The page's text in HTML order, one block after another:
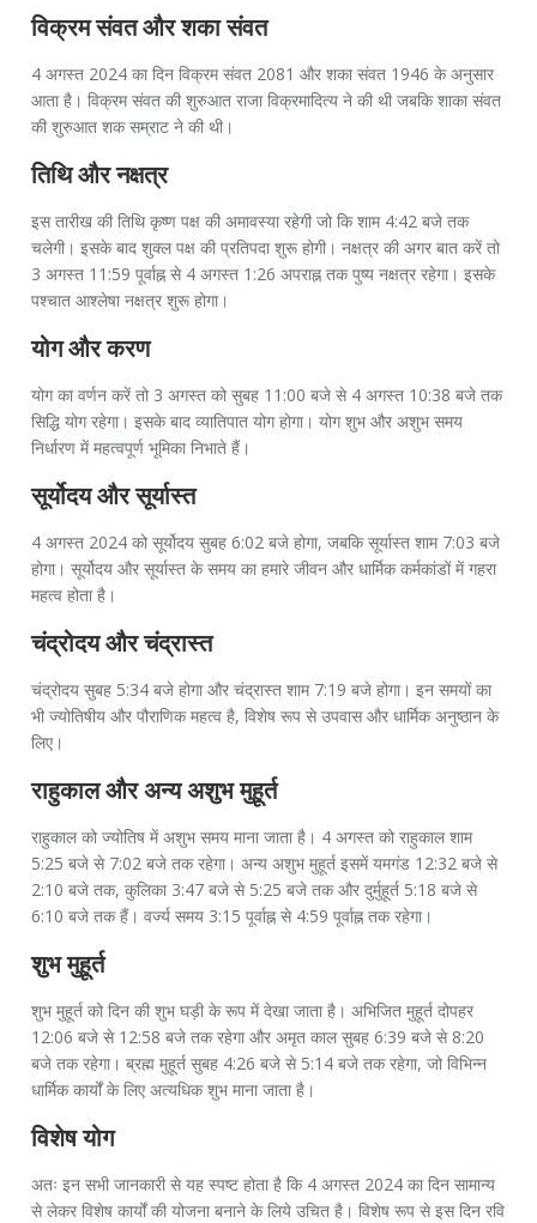
विक्रम संवत और शका संवत
4 अगस्त 2024 का दिन विक्रम संवत 2081 और शका संवत 1946 के अनुसार
आता है। विक्रम संवत की शुरुआत राजा विक्रमादित्य ने की थी जबकि शाका संवत
की शुरुआत शक सम्राट ने की थी।
तिथि और नक्षत्र
इस तारीख की तिथि कृष्ण पक्ष की अमावस्या रहेगी जो कि शाम 4:42 बजे तक
चलेगी। इसके बाद शुक्ल पक्ष की प्रतिपदा शुरू होगी। नक्षत्र की अगर बात करें तो
3 अगस्त 11:59 पूर्वाह्न से 4 अगस्त 1:26 अपराह्न तक पुष्य नक्षत्र रहेगा। इसके
पश्चात आश्लेषा नक्षत्र शुरू होगा।
योग और करण
योग का वर्णन करें तो 3 अगस्त को सुबह 11:00 बजे से 4 अगस्त 10:38 बजे तक
सिद्धि योग रहेगा। इसके बाद व्यातिपात योग होगा। योग शुभ और अशुभ समय
निर्धारण में महत्वपूर्ण भूमिका निभाते हैं।
सूर्योदय और सूर्यास्त
4 अगस्त 2024 को सूर्योदय सुबह 6:02 बजे होगा, जबकि सूर्यास्त शाम 7:03 बजे
होगा। सूर्योदय और सूर्यास्त के समय का हमारे जीवन और धार्मिक कर्मकांडों में गहरा
महत्व होता है।
चंद्रोदय और चंद्रास्त
चंद्रोदय सुबह 5:34 बजे होगा और चंद्रास्त शाम 7:19 बजे होगा। इन समयों का
भी ज्योतिषीय और पौराणिक महत्व है, विशेष रूप से उपवास और धार्मिक अनुष्ठान के
लिए।
राहुकाल और अन्य अशुभ मुहूर्त
राहुकाल को ज्योतिष में अशुभ समय माना जाता है। 4 अगस्त को राहुकाल शाम
5:25 बजे से 7:02 बजे तक रहेगा। अन्य अशुभ मुहूर्त इसमें यमगंड 12:32 बजे से
2:10 बजे तक, कुलिका 3:47 बजे से 5:25 बजे तक और दुर्मुहूर्त 5:18 बजे से
6:10 बजे तक हैं। वर्ज्य समय 3:15 पूर्वाह्न से 4:59 पूर्वाह्न तक रहेगा।
शुभ मुहूर्त
शुभ मुहूर्त को दिन की शुभ घड़ी के रूप में देखा जाता है। अभिजित मुहूर्त दोपहर
12:06 बजे से 12:58 बजे तक रहेगा और अमृत काल सुबह 6:39 बजे से 8:20
बजे तक रहेगा। ब्रह्म मुहूर्त सुबह 4:26 बजे से 5:14 बजे तक रहेगा, जो विभिन्न
धार्मिक कार्यों के लिए अत्यधिक शुभ माना जाता है।
विशेष योग
अतः इन सभी जानकारी से यह स्पष्ट होता है कि 4 अगस्त 2024 का दिन सामान्य
से लेकर विशेष कार्यों की योजना बनाने के लिये उचित है। विशेष रूप से इस दिन रवि